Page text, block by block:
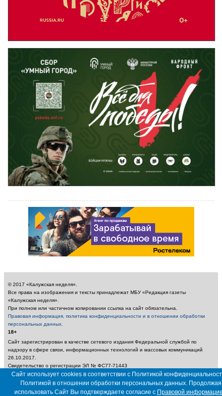
© 2017 «Калужская неделя».
Все права на изображения и тексты принадлежат МБУ «Редакция газеты
«Калужская неделя».
При полном или частичном копировании ссылка на сайт обязательна.
Правовая информация, политика конфиденциальности и в отношении обработки
персональных данных
18+
Сайт зарегистрирован в качестве сетевого издания Федеральной службой по
надзору в сфере связи, информационных технологий и массовых коммуникаций
26.10.2017.
Свидетельство о регистрации ЭЛ № ФС77-71443
Учредитель: Муниципальное бюджетное учреждение «Редакция газеты «Калужская
неделя»
Главный редактор: Амбарцумян А. Ю. / Электронный адрес редакции:
Сайт использует cookies в соответствии с Политикой
Политикой в отношении обработки персональных данных. Продолжая
использовать Сайт Вы подтверждаете согласие с Правовой